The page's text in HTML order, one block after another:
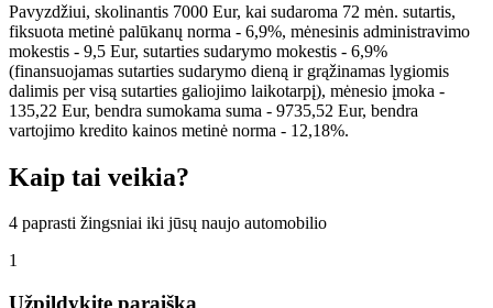
Pavyzdžiui, skolinantis 7000 Eur, kai sudaroma 72 mėn. sutartis,
fiksuota metinė palūkanų norma - 6,9%, mėnesinis administravimo
mokestis - 9,5 Eur, sutarties sudarymo mokestis - 6,9%
(finansuojamas sutarties sudarymo dieną ir grąžinamas lygiomis
dalimis per visą sutarties galiojimo laikotarpį), mėnesio įmoka -
135,22 Eur, bendra sumokama suma - 9735,52 Eur, bendra
vartojimo kredito kainos metinė norma - 12,18%.
Kaip tai veikia?
4 paprasti žingsniai iki jūsų naujo automobilio
1
Užpildykite paraišką